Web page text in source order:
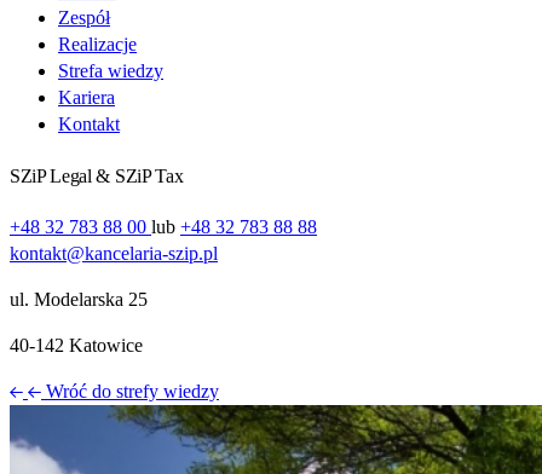
Zespół
Realizacje
Strefa wiedzy
Kariera
Kontakt
SZiP Legal & SZiP Tax
+48 32 783 88 00 lub +48 32 783 88 88
kontakt@kancelaria-szip.pl
ul. Modelarska 25
40‑142 Katowice
Wróć do strefy wiedzy